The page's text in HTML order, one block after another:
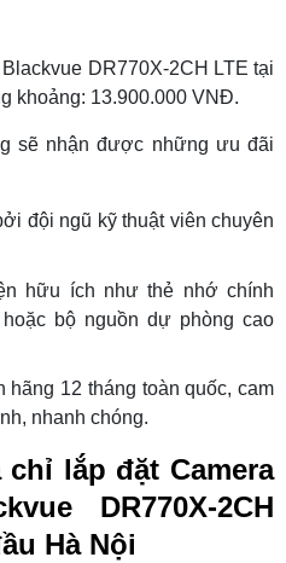
DR770X-2CH LTE tại
khoảng: 13.900.000 VNĐ.
sẽ nhận được những ưu đãi
đội ngũ kỹ thuật viên chuyên
hữu ích như thẻ nhớ chính
bộ nguồn dự phòng cao
hãng 12 tháng toàn quốc, cam
nhanh chóng.
lắp đặt Camera
DR770X-2CH
Hà Nội